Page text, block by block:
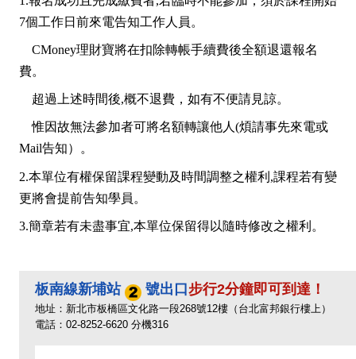
7個工作日前來電告知工作人員。
CMoney理財寶將在扣除轉帳手續費後全額退還報名
費。
超過上述時間後,概不退費，如有不便請見諒。
惟因故無法參加者可將名額轉讓他人(煩請事先來電或
Mail告知）。
2.本單位有權保留課程變動及時間調整之權利,課程若有變
更將會提前告知學員。
3.簡章若有未盡事宜,本單位保留得以隨時修改之權利。
板南線新埔站 號出口 步行2分鐘即可到達！
地址：新北市板橋區文化路一段268號12樓（台北富邦銀行樓上）
電話：02-8252-6620 分機316